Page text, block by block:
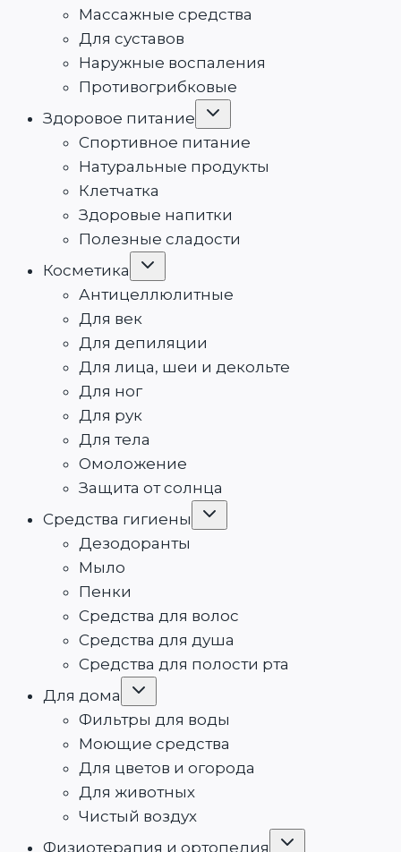
Массажные средства
Для суставов
Наружные воспаления
Противогрибковые
Здоровое питание
Переключить
Спортивное питание
Натуральные продукты
Клетчатка
Здоровые напитки
Полезные сладости
Косметика
Переключить
Антицеллюлитные
Для век
Для депиляции
Для лица, шеи и декольте
Для ног
Для рук
Для тела
Омоложение
Защита от солнца
Средства гигиены
Переключить
Дезодоранты
Мыло
Пенки
Средства для волос
Средства для душа
Средства для полости рта
Для дома
Переключить
Фильтры для воды
Моющие средства
Для цветов и огорода
Для животных
Чистый воздух
Физиотерапия и ортопедия
Переключить